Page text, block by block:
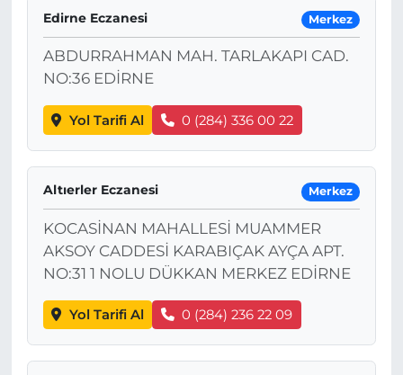
Edirne Eczanesi Merkez
ABDURRAHMAN MAH. TARLAKAPI CAD.
NO:36 EDİRNE
Yol Tarifi Al 0 (284) 336 00 22
Altıerler Eczanesi Merkez
KOCASİNAN MAHALLESİ MUAMMER
AKSOY CADDESİ KARABIÇAK AYÇA APT.
NO:31 1 NOLU DÜKKAN MERKEZ EDİRNE
Yol Tarifi Al 0 (284) 236 22 09